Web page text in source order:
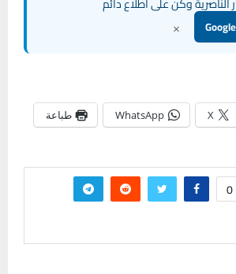
×
X
WhatsApp طباعة
0